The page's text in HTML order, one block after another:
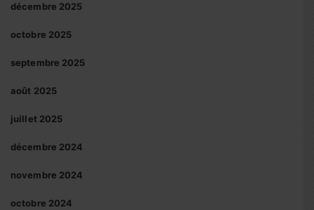
décembre 2025
octobre 2025
septembre 2025
août 2025
juillet 2025
décembre 2024
novembre 2024
octobre 2024